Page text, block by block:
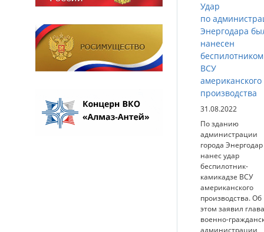
Удар
по
Энергодара
нанесен
беспилотником
ВСУ
американского
производства
31.08.2022
По зданию
администрации
города Энергодар
нанес удар
беспилотник-
камикадзе ВСУ
американского
производства. Об
этом заявил глава
военно-
администрации